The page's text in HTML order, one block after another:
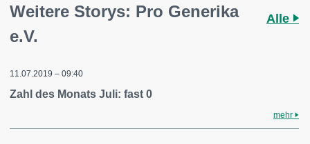
Weitere Storys: Pro Generika
e.V.
Alle
11.07.2019 – 09:40
Zahl des Monats Juli: fast 0
mehr